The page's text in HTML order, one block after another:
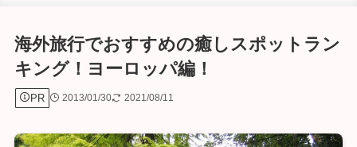
海外旅行でおすすめの癒しスポットラン
キング！ヨーロッパ編！
PR 2013/01/30 2021/08/11